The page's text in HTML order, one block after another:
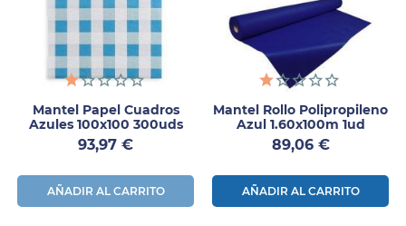
Mantel Papel Cuadros
Azules 100x100 300uds
Precio
93,97 €
AÑADIR AL CARRITO
Mantel Rollo Polipropileno
Azul 1.60x100m 1ud
Precio
89,06 €
AÑADIR AL CARRITO